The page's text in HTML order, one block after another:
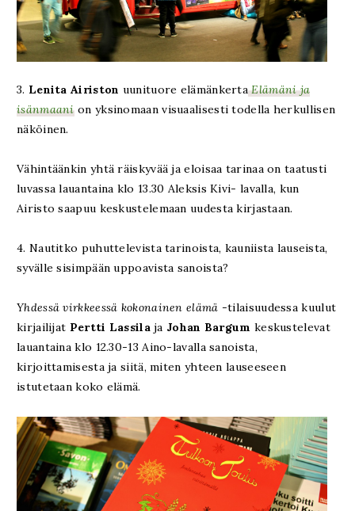
3. Lenita Airiston uunituore elämänkerta Elämäni ja
isänmaanion yksinomaan visuaalisesti todella herkullisen
näköinen.
Vähintäänkin yhtä räiskyvää ja eloisaa tarinaa on taatusti
luvassa lauantaina klo 13.30 Aleksis Kivi- lavalla, kun
Airisto saapuu keskustelemaan uudesta kirjastaan.
4. Nautitko puhuttelevista tarinoista, kauniista lauseista,
syvälle sisimpään uppoavista sanoista?
Yhdessä virkkeessä kokonainen elämä -tilaisuudessa kuulut
kirjailijat Pertti Lassilaja Johan Bargum keskustelevat
lauantaina klo 12.30-13 Aino-lavalla sanoista,
kirjoittamisesta ja siitä, miten yhteen lauseeseen
istutetaan koko elämä.